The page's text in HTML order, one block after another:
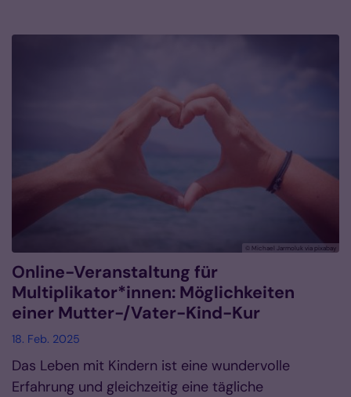
© Michael Jarmoluk via pixabay
Online-Veranstaltung für
Multiplikator*innen: Möglichkeiten
einer Mutter-/Vater-Kind-Kur
18. Feb. 2025
Das Leben mit Kindern ist eine wundervolle
Erfahrung und gleichzeitig eine tägliche